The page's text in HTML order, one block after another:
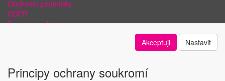
Obchodní podmínky
GDPR
Doprava a platba
Akceptuji Nastavit
Principy ochrany soukromí